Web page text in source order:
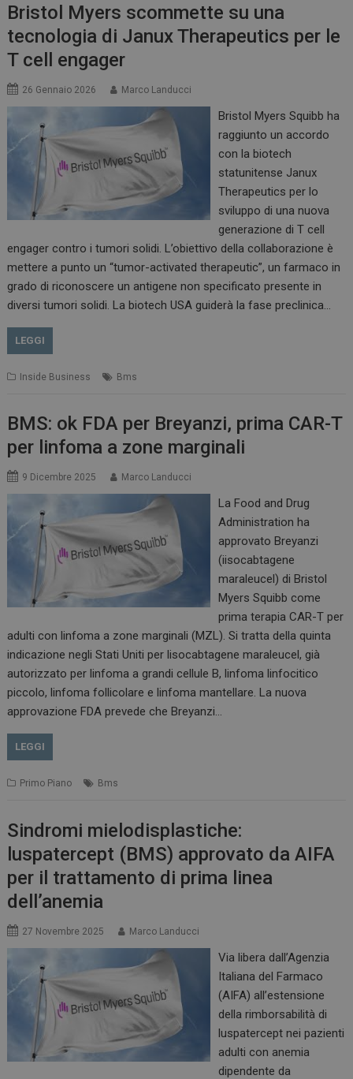
Bristol Myers scommette su una
tecnologia di Janux Therapeutics per le
T cell engager
26 Gennaio 2026 Marco Landucci
Bristol Myers Squibb ha
raggiunto un accordo
con la biotech
statunitense Janux
Therapeutics per lo
sviluppo di una nuova
generazione di T cell
engager contro i tumori solidi. L’obiettivo della collaborazione è
mettere a punto un “tumor-activated therapeutic”, un farmaco in
grado di riconoscere un antigene non specificato presente in
diversi tumori solidi. La biotech USA guiderà la fase preclinica…
LEGGI
Inside Business Bms
BMS: ok FDA per Breyanzi, prima CAR-T
per linfoma a zone marginali
9 Dicembre 2025 Marco Landucci
La Food and Drug
Administration ha
approvato Breyanzi
(iisocabtagene
maraleucel) di Bristol
Myers Squibb come
prima terapia CAR-T per
adulti con linfoma a zone marginali (MZL). Si tratta della quinta
indicazione negli Stati Uniti per lisocabtagene maraleucel, già
autorizzato per linfoma a grandi cellule B, linfoma linfocitico
piccolo, linfoma follicolare e linfoma mantellare. La nuova
approvazione FDA prevede che Breyanzi…
LEGGI
Primo Piano Bms
Sindromi mielodisplastiche:
luspatercept (BMS) approvato da AIFA
per il trattamento di prima linea
dell’anemia
27 Novembre 2025 Marco Landucci
Via libera dall’Agenzia
Italiana del Farmaco
(AIFA) all’estensione
della rimborsabilità di
luspatercept nei pazienti
adulti con anemia
dipendente da